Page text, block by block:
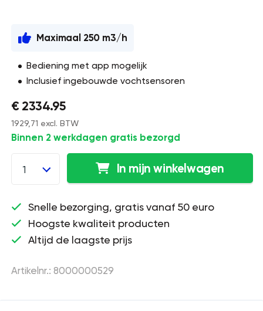
Maximaal 250 m3/h
Bediening met app mogelijk
Inclusief ingebouwde vochtsensoren
€ 2334.95
1929,71 excl. BTW
Binnen 2 werkdagen gratis bezorgd
1 In mijn winkelwagen
Snelle bezorging, gratis vanaf 50 euro
Hoogste kwaliteit producten
Altijd de laagste prijs
Artikelnr.: 8000000529